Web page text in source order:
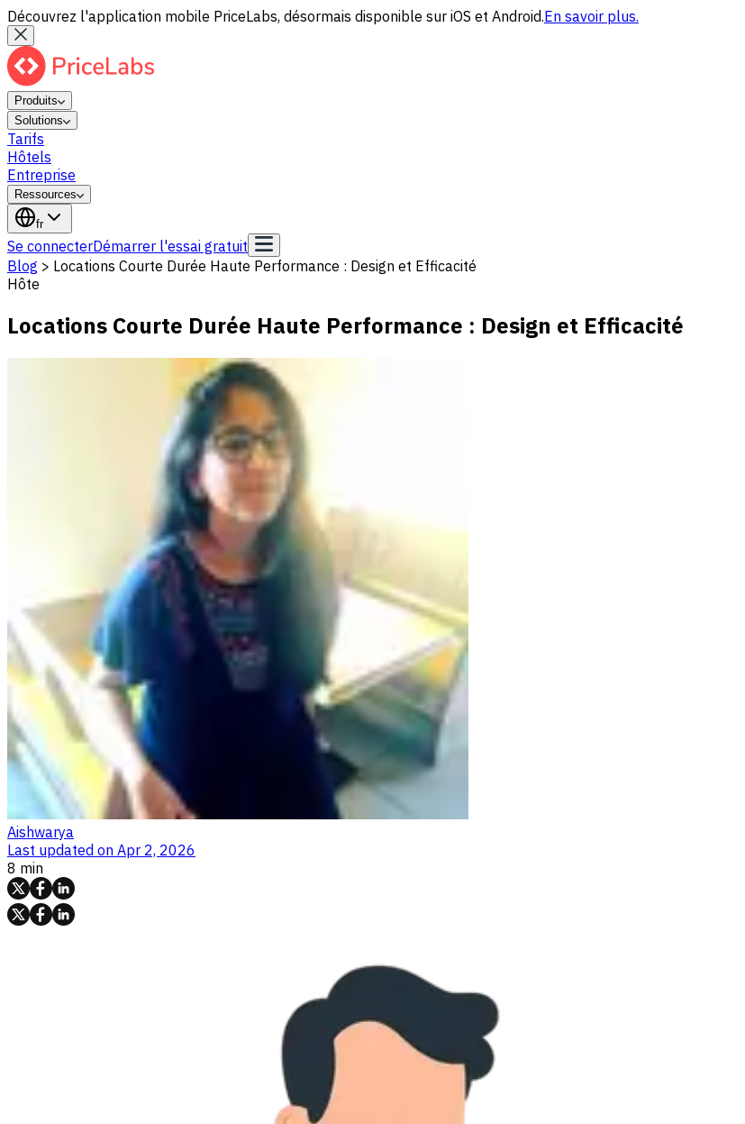
Découvrez l'application mobile PriceLabs, désormais disponible sur iOS et Android.En savoir plus.
Produits
Solutions
Tarifs
Hôtels
Entreprise
Ressources
fr
Se connecterDémarrer l'essai gratuit
Blog > Locations Courte Durée Haute Performance : Design et Efficacité
Hôte
Locations Courte Durée Haute Performance : Design et Efficacité
Aishwarya
Last updated on Apr 2, 2026
8 min